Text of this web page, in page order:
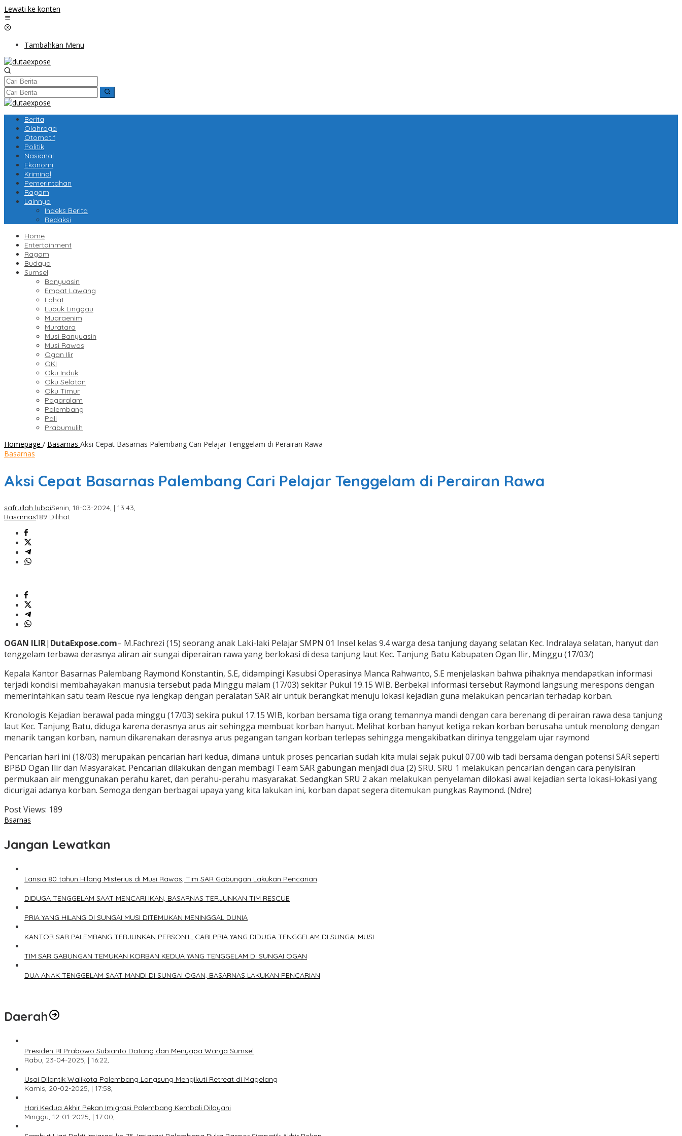
Lewati ke konten
Tambahkan Menu
Berita
Olahraga
Otomatif
Politik
Nasional
Ekonomi
Kriminal
Pemerintahan
Ragam
Lainnya
Indeks Berita
Redaksi
Home
Entertainment
Ragam
Budaya
Sumsel
Banyuasin
Empat Lawang
Lahat
Lubuk Linggau
Muaraenim
Muratara
Musi Banyuasin
Musi Rawas
Ogan Ilir
OKI
Oku Induk
Oku Selatan
Oku Timur
Pagaralam
Palembang
Pali
Prabumulih
Homepage / Basarnas Aksi Cepat Basarnas Palembang Cari Pelajar Tenggelam di Perairan Rawa
Basarnas
Aksi Cepat Basarnas Palembang Cari Pelajar Tenggelam di Perairan Rawa
safrullah lubaiSenin, 18-03-2024, | 13:43,
Basarnas189 Dilihat
OGAN ILIR| DutaExpose.com– M.Fachrezi (15) seorang anak Laki-laki Pelajar SMPN 01 Insel kelas 9.4 warga desa tanjung dayang selatan Kec. Indralaya selatan, hanyut dan
tenggelam terbawa derasnya aliran air sungai diperairan rawa yang berlokasi di desa tanjung laut Kec. Tanjung Batu Kabupaten Ogan Ilir, Minggu (17/03/)
Kepala Kantor Basarnas Palembang Raymond Konstantin, S.E, didampingi Kasubsi Operasinya Manca Rahwanto, S.E menjelaskan bahwa pihaknya mendapatkan informasi
terjadi kondisi membahayakan manusia tersebut pada Minggu malam (17/03) sekitar Pukul 19.15 WIB. Berbekal informasi tersebut Raymond langsung merespons dengan
memerintahkan satu team Rescue nya lengkap dengan peralatan SAR air untuk berangkat menuju lokasi kejadian guna melakukan pencarian terhadap korban.
Kronologis Kejadian berawal pada minggu (17/03) sekira pukul 17.15 WIB, korban bersama tiga orang temannya mandi dengan cara berenang di perairan rawa desa tanjung
laut Kec. Tanjung Batu, diduga karena derasnya arus air sehingga membuat korban hanyut. Melihat korban hanyut ketiga rekan korban berusaha untuk menolong dengan
menarik tangan korban, namun dikarenakan derasnya arus pegangan tangan korban terlepas sehingga mengakibatkan dirinya tenggelam ujar raymond
Pencarian hari ini (18/03) merupakan pencarian hari kedua, dimana untuk proses pencarian sudah kita mulai sejak pukul 07.00 wib tadi bersama dengan potensi SAR seperti
BPBD Ogan Ilir dan Masyarakat. Pencarian dilakukan dengan membagi Team SAR gabungan menjadi dua (2) SRU. SRU 1 melakukan pencarian dengan cara penyisiran
permukaan air menggunakan perahu karet, dan perahu-perahu masyarakat. Sedangkan SRU 2 akan melakukan penyelaman dilokasi awal kejadian serta lokasi-lokasi yang
dicurigai adanya korban. Semoga dengan berbagai upaya yang kita lakukan ini, korban dapat segera ditemukan pungkas Raymond. (Ndre)
Post Views: 189
Bsarnas
Jangan Lewatkan
Lansia 80 tahun Hilang Misterius di Musi Rawas, Tim SAR Gabungan Lakukan Pencarian
DIDUGA TENGGELAM SAAT MENCARI IKAN, BASARNAS TERJUNKAN TIM RESCUE
PRIA YANG HILANG DI SUNGAI MUSI DITEMUKAN MENINGGAL DUNIA
KANTOR SAR PALEMBANG TERJUNKAN PERSONIL, CARI PRIA YANG DIDUGA TENGGELAM DI SUNGAI MUSI
TIM SAR GABUNGAN TEMUKAN KORBAN KEDUA YANG TENGGELAM DI SUNGAI OGAN
DUA ANAK TENGGELAM SAAT MANDI DI SUNGAI OGAN, BASARNAS LAKUKAN PENCARIAN
Daerah
Presiden RI Prabowo Subianto Datang dan Menyapa Warga Sumsel
Rabu, 23-04-2025, | 16:22,
Usai Dilantik Walikota Palembang Langsung Mengikuti Retreat di Magelang
Kamis, 20-02-2025, | 17:58,
Hari Kedua Akhir Pekan Imigrasi Palembang Kembali Dilayani
Minggu, 12-01-2025, | 17:00,